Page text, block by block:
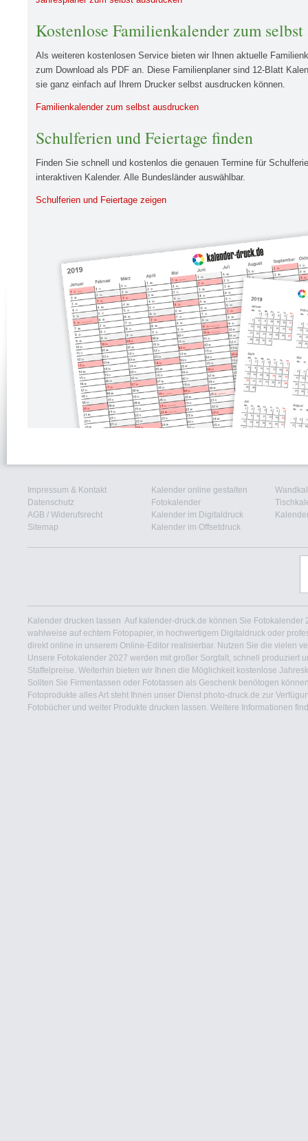
Kalender drucken lassen Auf kalender-druck.de können Sie
wahlweise auf echtem Fotopapier, in hochwertigem Digitaldruck oder
direkt online in unserem Online-Editor realisierbar. Nutzen Sie die vielen
Unsere Fotokalender 2027 werden mit großer Sorgfalt, schnell produziert
Staffelpreise. Weiterhin bieten wir Ihnen die Möglichkeit kostenlose
Sollten Sie Firmentassen oder Fototassen als Geschenk benötogen
Fotoprodukte alles Art steht Ihnen unser Dienst photo-druck.de zur
Fotobücher und weiter Produkte drucken lassen. Weitere Informationen
Kostenlose Familienkalender zum selbst
Als weiteren kostenlosen Service bieten wir Ihnen aktuelle
zum Download als PDF an. Diese Familienplaner sind 12-Blatt
sie ganz einfach auf Ihrem Drucker selbst ausdrucken können.
Familienkalender zum selbst ausdrucken
Schulferien und Feiertage finden
Finden Sie schnell und kostenlos die genauen Termine für
interaktiven Kalender. Alle Bundesländer auswählbar.
Schulferien und Feiertage zeigen
Impressum & Kontakt
Datenschutz
AGB / Widerufsrecht
Sitemap
Kalender online gestalten
Fotokalender
Kalender im Digitaldruck
Kalender im Offsetdruck